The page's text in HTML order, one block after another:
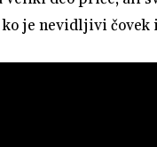
je nevidljivi čovek